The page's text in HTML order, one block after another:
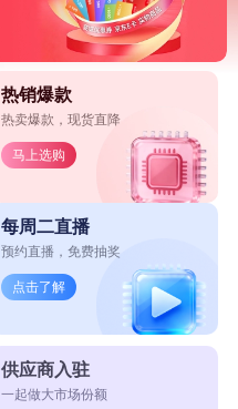
热销爆款
热卖爆款，现货直降
马上选购
每周二直播
预约直播，免费抽奖
点击了解
供应商入驻
一起做大市场份额